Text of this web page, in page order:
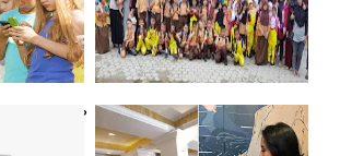
dan Game?
Beri Seminar Parenting, Endro
Ingat[...]